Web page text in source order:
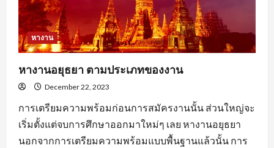
หางาน
หางานอยุธยา ตามประเภทของงาน
December 22, 2023
การเตรียมความพร้อมก่อนการสมัครงานนั้น ส่วนใหญ่จะ
เริ่มตั้งแต่จบการศึกษาออกมาใหม่ๆ เลย หางานอยุธยา
นอกจากการเตรียมความพร้อมแบบพื้นฐานแล้วนั้น การ